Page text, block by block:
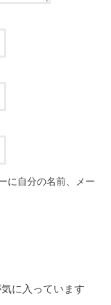
に自分の名前、メー
に入っています